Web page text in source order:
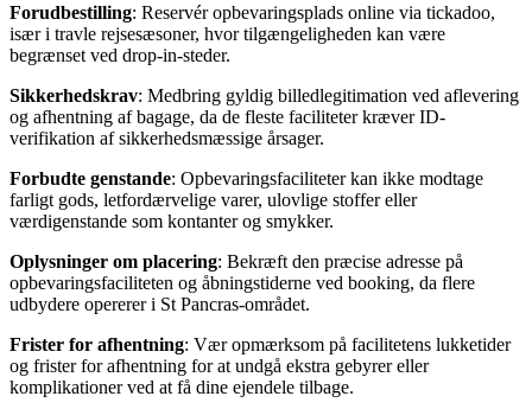
Forudbestilling: Reservér opbevaringsplads online via tickadoo,
især i travle rejsesæsoner, hvor tilgængeligheden kan være
begrænset ved drop-in-steder.
Sikkerhedskrav: Medbring gyldig billedlegitimation ved aflevering
og afhentning af bagage, da de fleste faciliteter kræver ID-
verifikation af sikkerhedsmæssige årsager.
Forbudte genstande: Opbevaringsfaciliteter kan ikke modtage
farligt gods, letfordærvelige varer, ulovlige stoffer eller
værdigenstande som kontanter og smykker.
Oplysninger om placering: Bekræft den præcise adresse på
opbevaringsfaciliteten og åbningstiderne ved booking, da flere
udbydere opererer i St Pancras-området.
Frister for afhentning: Vær opmærksom på facilitetens lukketider
og frister for afhentning for at undgå ekstra gebyrer eller
komplikationer ved at få dine ejendele tilbage.